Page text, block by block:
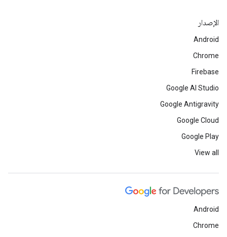
الإصدار
Android
Chrome
Firebase
Google AI Studio
Google Antigravity
Google Cloud
Google Play
View all
Android
Chrome